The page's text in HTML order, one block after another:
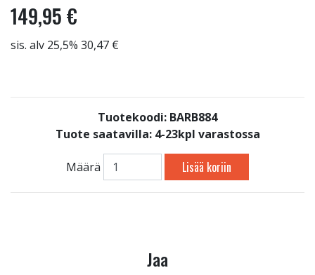
149,95 €
sis. alv 25,5% 30,47 €
Tuotekoodi: BARB884
Tuote saatavilla: 4-23kpl varastossa
Määrä Lisää koriin
Jaa